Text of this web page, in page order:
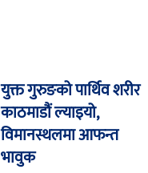
युक्त गुरुङको पार्थिव शरीर
काठमाडौं ल्याइयो,
विमानस्थलमा आफन्त
भावुक